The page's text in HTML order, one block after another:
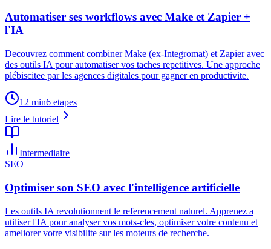
Automatiser ses workflows avec Make et Zapier +
l'IA
Decouvrez comment combiner Make (ex-Integromat) et Zapier avec
des outils IA pour automatiser vos taches repetitives. Une approche
plébiscitee par les agences digitales pour gagner en productivite.
12 min6 etapes
Lire le tutoriel
Intermediaire
SEO
Optimiser son SEO avec l'intelligence artificielle
Les outils IA revolutionnent le referencement naturel. Apprenez a
utiliser l'IA pour analyser vos mots-cles, optimiser votre contenu et
ameliorer votre visibilite sur les moteurs de recherche.